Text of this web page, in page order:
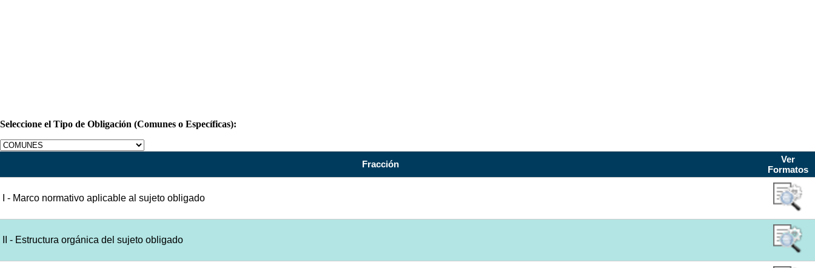
Seleccione el Tipo de Obligación (Comunes o Específicas):
Fracción
Ver
Formatos
I - Marco normativo aplicable al sujeto obligado
II - Estructura orgánica del sujeto obligado